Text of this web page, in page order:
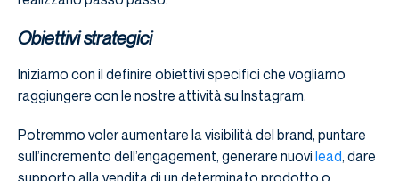
Obiettivi strategici
Iniziamo con il definire obiettivi specifici che vogliamo
raggiungere con le nostre attività su Instagram.
Potremmo voler aumentare la visibilità del brand, puntare
sull’incremento dell’engagement, generare nuovi lead, dare
supporto alla vendita di un determinato prodotto o